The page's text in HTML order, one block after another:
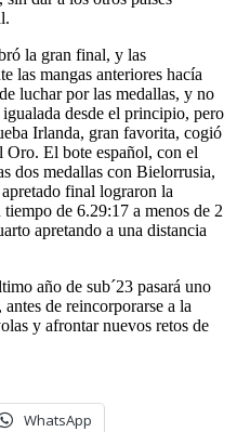
la gran final, y las
las mangas anteriores hacía
luchar por las medallas, y no
desde el principio, pero
Irlanda, gran favorita, cogió
Oro. El bote español, con el
dos medallas con Bielorrusia,
final lograron la
de 6.29:17 a menos de 2
apretando a una distancia
año de sub´23 pasará uno
de reincorporarse a la
y afrontar nuevos retos de
WhatsApp